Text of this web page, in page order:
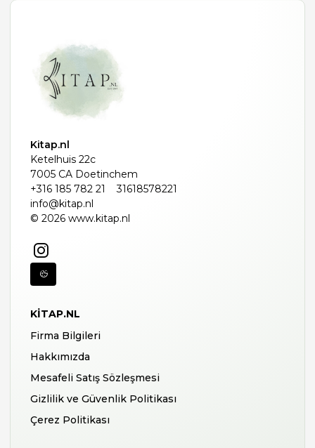
Kitap.nl
Ketelhuis 22c
7005 CA Doetinchem
+316 185 782 21
31618578221
info@kitap.nl
© 2026 www.kitap.nl
KITAP.NL
Firma Bilgileri
Hakkımızda
Mesafeli Satış Sözleşmesi
Gizlilik ve Güvenlik Politikası
Çerez Politikası